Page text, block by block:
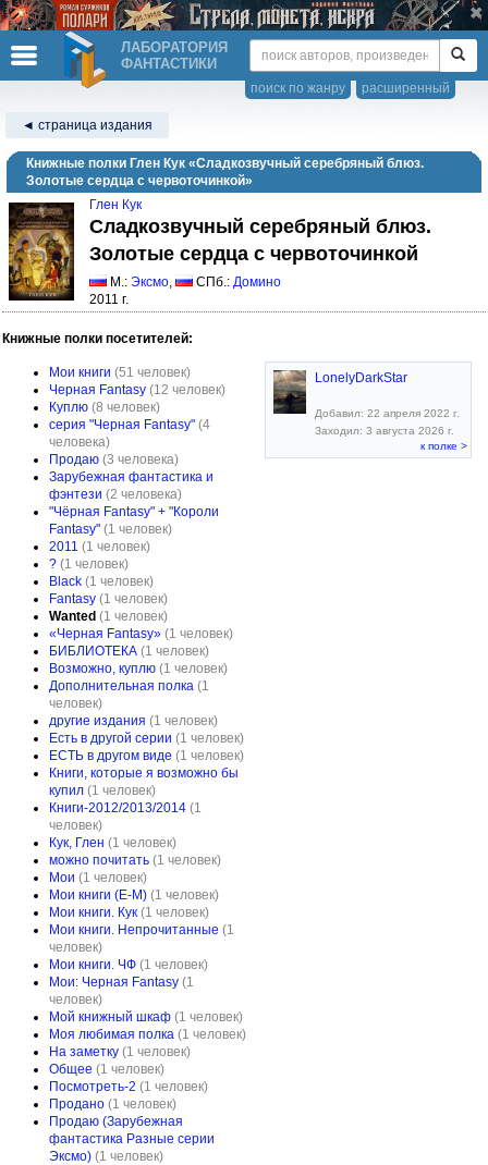
ЛАБОРАТОРИЯ
ФАНТАСТИКИ
расширенный
поиск по жанру
◄ страница издания
Книжные полки Глен Кук «Сладкозвучный серебряный блюз.
Золотые сердца с червоточинкой»
Глен Кук
Сладкозвучный серебряный блюз.
Золотые сердца с червоточинкой
М.: Эксмо, СПб.: Домино
2011 г.
Книжные полки посетителей:
Мои книги (51 человек)
Черная Fantasy (12 человек)
Куплю (8 человек)
серия "Черная Fantasy" (4
человека)
Продаю (3 человека)
Зарубежная фантастика и
фэнтези (2 человека)
"Чёрная Fantasy" + "Короли
Fantasy" (1 человек)
2011 (1 человек)
? (1 человек)
Black (1 человек)
Fantasy (1 человек)
Wanted (1 человек)
«Черная Fantasy» (1 человек)
БИБЛИОТЕКА (1 человек)
Возможно, куплю (1 человек)
Дополнительная полка (1
человек)
другие издания (1 человек)
Есть в другой серии (1 человек)
ЕСТЬ в другом виде (1 человек)
Книги, которые я возможно бы
купил (1 человек)
Книги-2012/2013/2014 (1
человек)
Кук, Глен (1 человек)
можно почитать (1 человек)
Мои (1 человек)
Мои книги (Е-М) (1 человек)
Мои книги. Кук (1 человек)
Мои книги. Непрочитанные (1
человек)
Мои книги. ЧФ (1 человек)
Мои: Черная Fantasy (1
человек)
Мой книжный шкаф (1 человек)
Моя любимая полка (1 человек)
На заметку (1 человек)
Общее (1 человек)
Посмотреть-2 (1 человек)
Продано (1 человек)
Продаю (Зарубежная
фантастика Разные серии
Эксмо) (1 человек)
LonelyDarkStar
Добавил: 22 апреля 2022 г.
Заходил: 3 августа 2026 г.
к полке >